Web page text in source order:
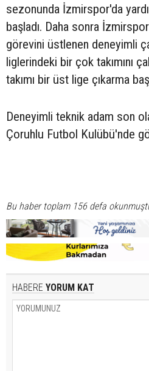
sezonunda İzmirspor'da
başladı. Daha sonra
görevini üstlenen deneyimli
liglerindeki bir çok takımını
takımı bir üst lige çıkarma
Deneyimli teknik adam son
Çoruhlu Futbol Kulübü'nde
Bu haber toplam 156 defa
HABERE YORUM KAT